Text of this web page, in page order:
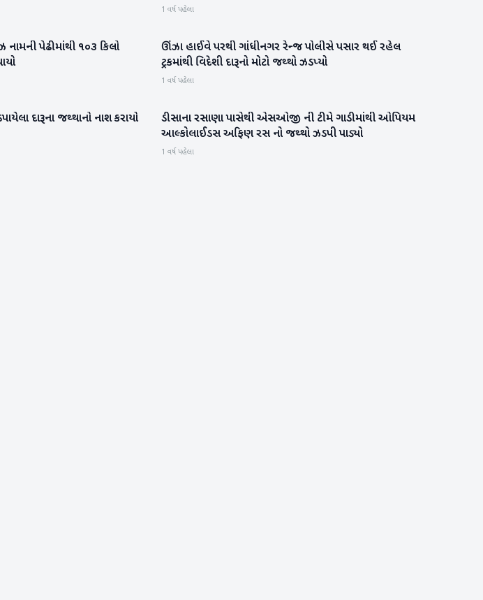
1 વર્ષ પહેલા
નામની પેઢીમાંથી ૧૦૩ કિલો
મહેસાણા
ઊંઝા હાઈવે પરથી ગાંધીનગર રેન્જ પોલીસે પસાર થઈ રહેલ
ટ્રકમાંથી વિદેશી દારૂનો મોટો જથ્થો ઝડપ્યો
1 વર્ષ પહેલા
દારૂના જથ્થાનો નાશ કરાયો બનાસકાંઠા
ડીસાના રસાણા પાસેથી એસઓજી ની ટીમે ગાડીમાંથી ઓપિયમ
આલ્કોલાઈડસ અફિણ રસ નો જથ્થો ઝડપી પાડ્યો
1 વર્ષ પહેલા